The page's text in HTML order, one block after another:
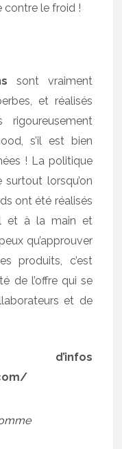
contre le froid !
sont vraiment
et réalisés
s’il est bien
! La politique
lorsqu’on
ont été réalisés
et à la main et
qu’approuver
produits, c’est
de l’offre qui se
et de